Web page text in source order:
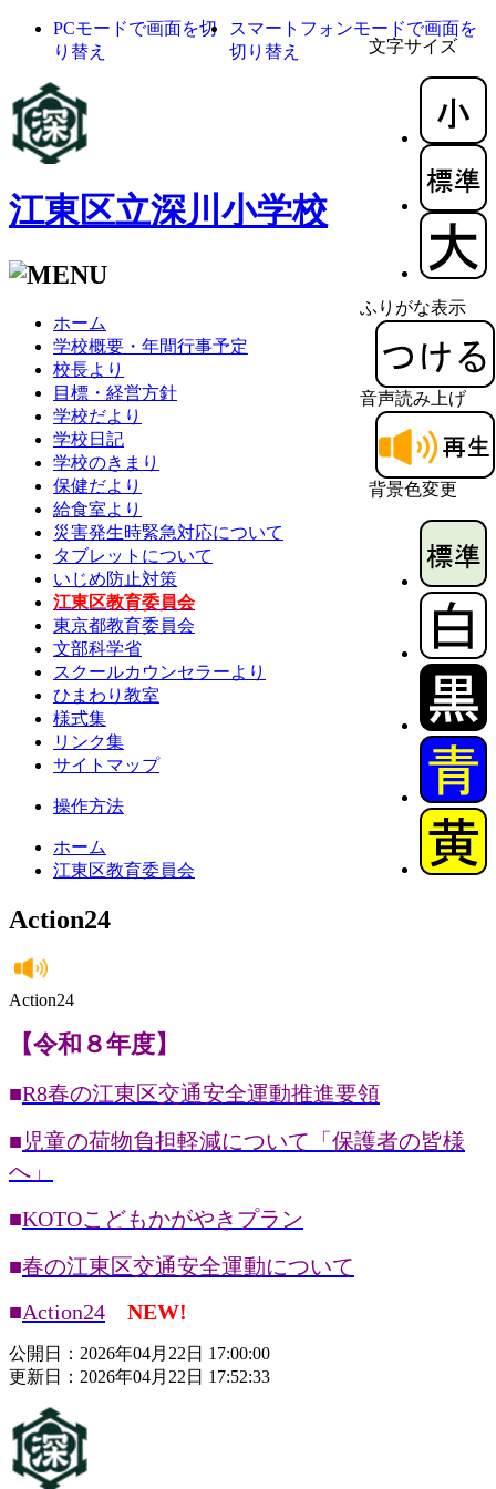
文字サイズ
ふりがな表示
音声読み上げ
背景色変更
PCモードで画面を切
り替え
スマートフォンモードで画面を
切り替え
江東区立深川小学校
ホーム
学校概要・年間行事予定
校長より
目標・経営方針
学校だより
学校日記
学校のきまり
保健だより
給食室より
災害発生時緊急対応について
タブレットについて
いじめ防止対策
江東区教育委員会
東京都教育委員会
文部科学省
スクールカウンセラーより
ひまわり教室
様式集
リンク集
サイトマップ
操作方法
ホーム
江東区教育委員会
Action24
Action24
【令和８年度】
■R8春の江東区交通安全運動推進要領
■ 児童の荷物負担軽減について「保護者の皆様
へ」
■KOTOこどもかがやきプラン
■春の江東区交通安全運動について
■Action24 NEW!
公開日：2026年04月22日 17:00:00
更新日：2026年04月22日 17:52:33